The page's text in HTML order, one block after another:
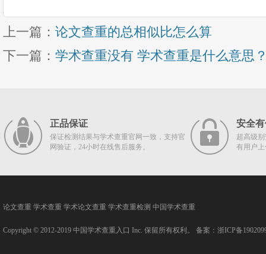
上一篇： 论文查重的总相似比怎么算
下一篇： 学术查重没有 学术查重是什么意思
正品保证
保证检测结果与学术查重官网一致，支持官
网验证，24小时在线售后服务。
安全
超高级
有用户
论文查重 学术查重 学术论文查重 学术查重检测 中国学术查重
Copyright © 2012-2019 中国学术查重入口 Inc. 保留所有权利。 备案： 浙ICP备